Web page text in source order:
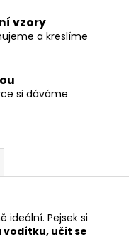
vzory
a kreslíme
si dáváme
ideální. Pejsek si
vodítku, učit se